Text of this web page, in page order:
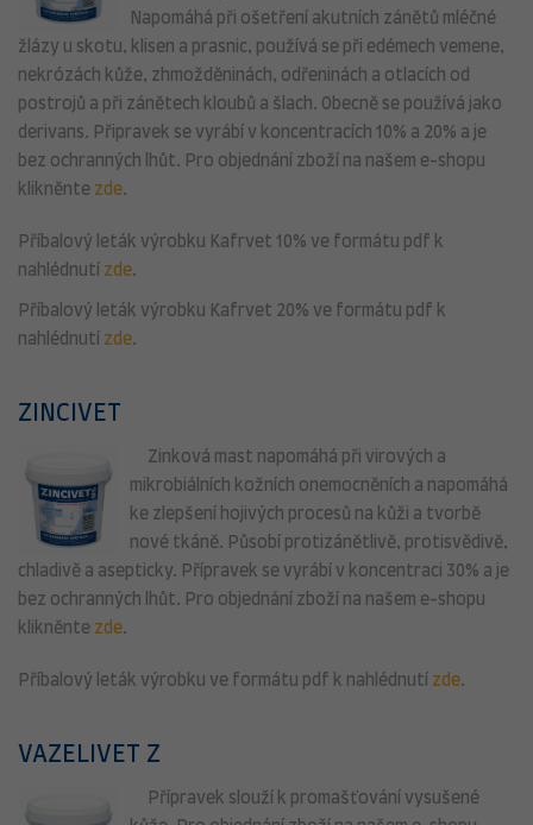
Napomáhá při ošetření akutních zánětů mléčné
žlázy u skotu, klisen a prasnic, používá se při edémech vemene,
nekrózách kůže, zhmožděninách, odřeninách a otlacích od
postrojů a při zánětech kloubů a šlach. Obecně se používá jako
derivans. Připravek se vyrábí v koncentracích 10% a 20% a je
bez ochranných lhůt. Pro objednání zboží na našem e-shopu
klikněnte zde.
Příbalový leták výrobku Kafrvet 10% ve formátu pdf k
nahlédnutí zde.
Příbalový leták výrobku Kafrvet 20% ve formátu pdf k
nahlédnutí zde.
ZINCIVET
Zinková mast napomáhá při virových a
mikrobiálních kožních onemocněních a napomáhá
ke zlepšení hojivých procesů na kůži a tvorbě
nové tkáně. Působí protizánětlivě, protisvědivě,
chladivě a asepticky. Přípravek se vyrábí v koncentraci 30% a je
bez ochranných lhůt. Pro objednání zboží na našem e-shopu
klikněnte zde.
Příbalový leták výrobku ve formátu pdf k nahlédnutí zde.
VAZELIVET Z
Přípravek slouží k promašťování vysušené